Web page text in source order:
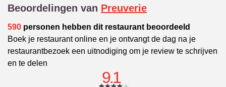
Beoordelingen van Preuverie
590 personen hebben dit restaurant beoordeeld
Boek je restaurant online en je ontvangt de dag na je
restaurantbezoek een uitnodiging om je review te schrijven
en te delen
9.1